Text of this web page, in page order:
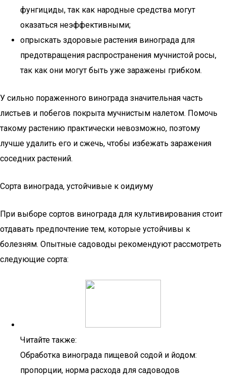
фунгициды, так как народные средства могут
оказаться неэффективными;
опрыскать здоровые растения винограда для
предотвращения распространения мучнистой росы,
так как они могут быть уже заражены грибком.
У сильно пораженного винограда значительная часть
листьев и побегов покрыта мучнистым налетом. Помочь
такому растению практически невозможно, поэтому
лучше удалить его и сжечь, чтобы избежать заражения
соседних растений.
Сорта винограда, устойчивые к оидиуму
При выборе сортов винограда для культивирования стоит
отдавать предпочтение тем, которые устойчивы к
болезням. Опытные садоводы рекомендуют рассмотреть
следующие сорта:
Читайте также:
Обработка винограда пищевой содой и йодом:
пропорции, норма расхода для садоводов